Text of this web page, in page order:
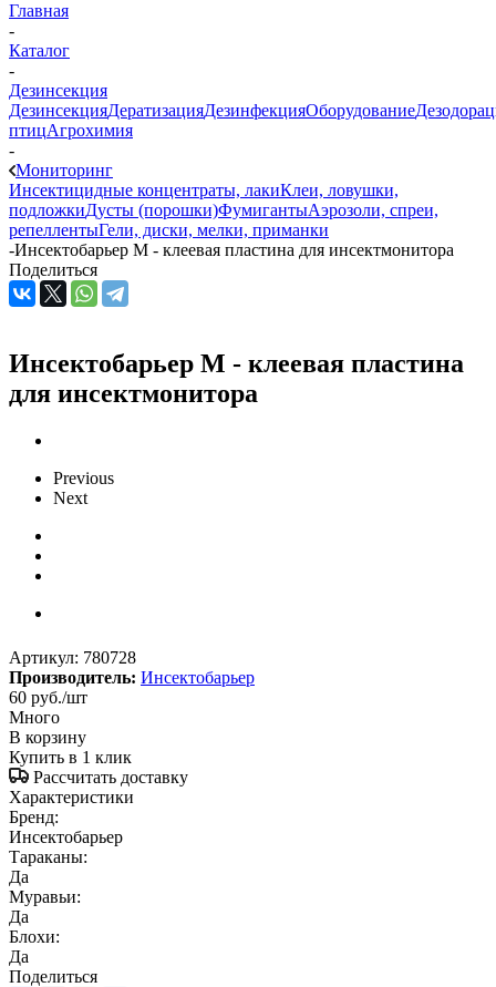
Главная
-
Каталог
-
Дезинсекция
ДезинсекцияДератизацияДезинфекцияОборудование
птицАгрохимия
-
Мониторинг
Инсектицидные концентраты, лакиКлеи, ловушки,
подложкиДусты (порошки)ФумигантыАэрозоли, спреи,
репеллентыГели, диски, мелки, приманки
-Инсектобарьер М - клеевая пластина для инсектмонитора
Поделиться
Инсектобарьер М - клеевая пластина
для инсектмонитора
Previous
Next
Артикул: 780728
Производитель: Инсектобарьер
60 руб./шт
Много
В корзину
Купить в 1 клик
Рассчитать доставку
Характеристики
Бренд:
Инсектобарьер
Тараканы:
Да
Муравьи:
Да
Блохи:
Да
Поделиться